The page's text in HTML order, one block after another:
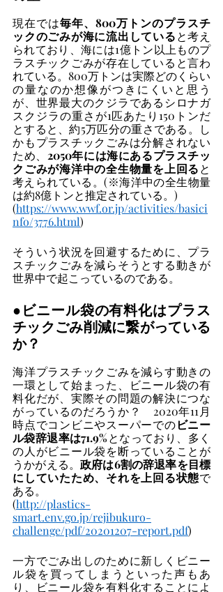
現在では毎年、800万トンのプラスチ
ックのごみが海に流出していると考え
られており、海には1億トン以上ものプ
ラスチックごみが存在していると言わ
れている。800万トンは実際どのくらい
の量なのか想像がつきにくいと思う
が、世界最大のクジラであるシロナガ
スクジラの重さが1匹あたり150トンだ
とすると、約5万匹分の重さである。し
かもプラスチックごみは分解されない
ため、 2050年には海にあるプラスチッ
クごみが海洋中の全生物量を上回ると
考えられている。(※海洋中の全生物量
は約8億トンと推定されている。)
(https://www.wwf.or.jp/activities/basici
nfo/3776.html)
そういう状況を回避するために、プラ
スチックごみを減らそうとする動きが
世界中で起こっているのである。
●ビニール袋の有料化はプラス
チックごみ削減に繋がっている
か？
海洋プラスチックごみを減らす動きの
一環として始まった、ビニール袋の有
料化だが、実際その問題の解決につな
がっているのだろうか？　2020年11月
時点でコンビニやスーパーでのビニー
ル袋辞退率は71.9%となっており、多く
の人がビニール袋を断っていることが
うかがえる。政府は6割の辞退率を目標
にしていたため、それを上回る状態で
ある。
(http://plastics-
smart.env.go.jp/rejibukuro-
challenge/pdf/20201207-report.pdf)
一方でごみ出しのために新しくビニー
ル袋を買ってしまうといった声もあ
り、ビニール袋を有料化することによ